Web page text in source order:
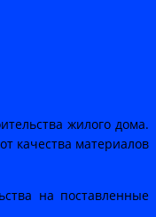
жилого дома.
качества материалов
на поставленные